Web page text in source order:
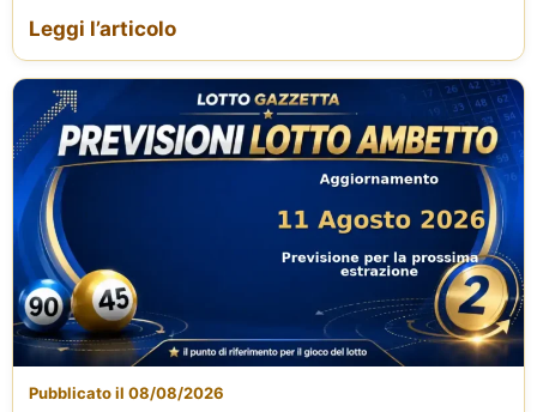
Leggi l’articolo
Pubblicato il 08/08/2026